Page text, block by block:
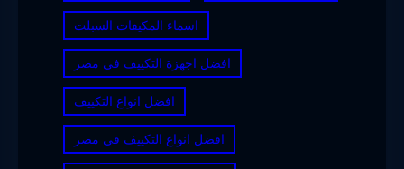
اسماء المكيفات السبلت
افضل اجهزة التكييف فى مصر
افضل انواع التكييف
افضل انواع التكييف فى مصر